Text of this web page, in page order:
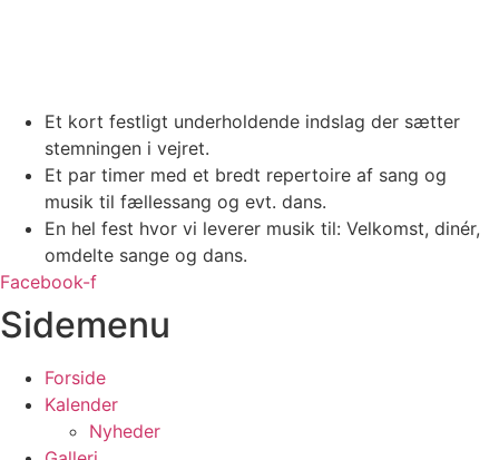
Et kort festligt underholdende indslag der sætter
stemningen i vejret.
Et par timer med et bredt repertoire af sang og
musik til fællessang og evt. dans.
En hel fest hvor vi leverer musik til: Velkomst, dinér,
omdelte sange og dans.
Facebook-f
Sidemenu
Forside
Kalender
Nyheder